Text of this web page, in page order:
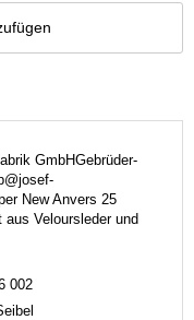
GmbHGebrüder-
New Anvers 25
Veloursleder und
002